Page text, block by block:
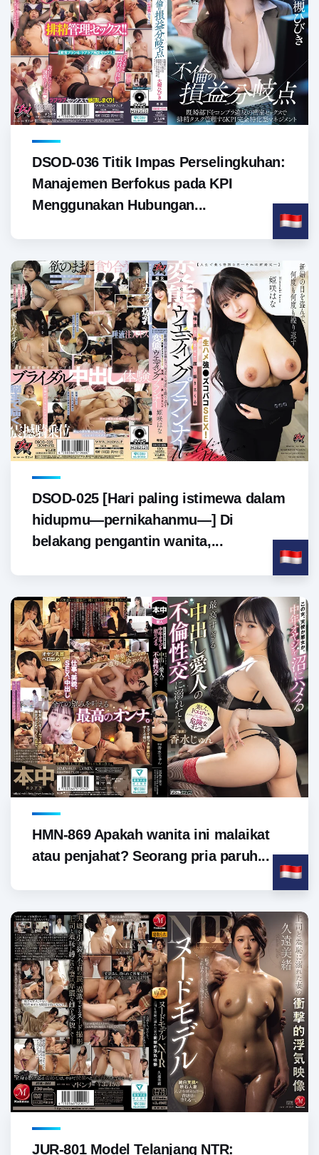
DSOD-036 Titik Impas Perselingkuhan:
Manajemen Berfokus pada KPI
Menggunakan Hubungan...
DSOD-025 [Hari paling istimewa dalam
hidupmu—pernikahanmu—] Di
belakang pengantin wanita,...
HMN-869 Apakah wanita ini malaikat
atau penjahat? Seorang pria paruh...
JUR-801 Model Telanjang NTR: